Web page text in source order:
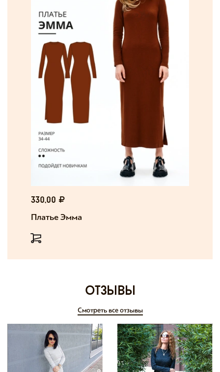
330,00
Платье Эмма
отзывы
Смотреть все отзывы